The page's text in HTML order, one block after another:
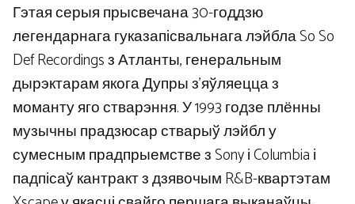
Гэтая серыя прысвечана 30-годдзю
легендарнага гуказапісвальнага лэйбла So So
Def Recordings з Атланты, генеральным
дырэктарам якога Дупры з’яўляецца з
моманту яго стварэння. У 1993 годзе плённы
музычны прадзюсар стварыў лэйбл у
сумесным прадпрыемстве з Sony і Columbia і
падпісаў кантракт з дзявочым R&B-квартэтам